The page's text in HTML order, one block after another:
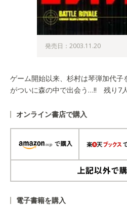
発売日：2003.11.20
ゲーム開始以来、杉村は琴弾加代子
がついに森の中で出会う…!! 残り7
オンライン書店で購入
電子書籍を購入